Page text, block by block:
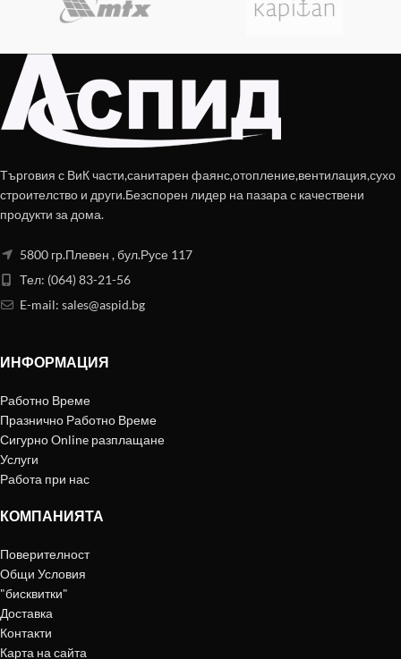
Търговия с ВиК части,санитарен фаянс,отопление,вентилация,сухо
строителство и други.Безспорен лидер на пазара с качествени
продукти за дома.
5800 гр.Плевен , бул.Русе 117
Тел: (064) 83-21-56
E-mail: sales@aspid.bg
ИНФОРМАЦИЯ
Работно Време
Празнично Работно Време
Сигурно Online разплащане
Услуги
Работа при нас
КОМПАНИЯТА
Поверителност
Общи Условия
"бисквитки"
Доставка
Контакти
Карта на сайта